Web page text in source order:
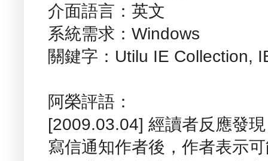
介面語言：英文
系統需求：Windows
關鍵字：Utilu IE Collection,
阿榮評語：
[2009.03.04] 經讀者反應發
寫信通知作者後，作者表示